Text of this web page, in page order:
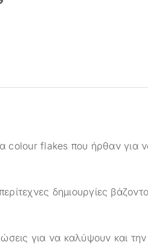
colour flakes που ήρθαν για
δημιουργίες
για να καλύψουν και την